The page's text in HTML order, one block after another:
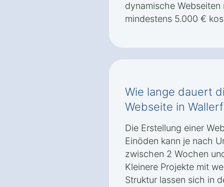
dynamische
mindestens 5.000 €
Wie lange dauert
Webseite in
Die Erstellung einer
Einöden kann je nach
zwischen 2 Wochen
Kleinere Projekte mit
Struktur lassen sich in